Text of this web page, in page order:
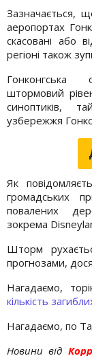
Зазначається,
аеропортах
скасовані або
регіоні також
Гонконгська
штормовий
синоптиків,
узбережжя
Як
громадських
повалених
зокрема
Шторм
прогнозами,
Нагадаємо,
кількість
Нагадаємо, по
Новини від